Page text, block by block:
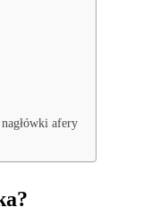
afery